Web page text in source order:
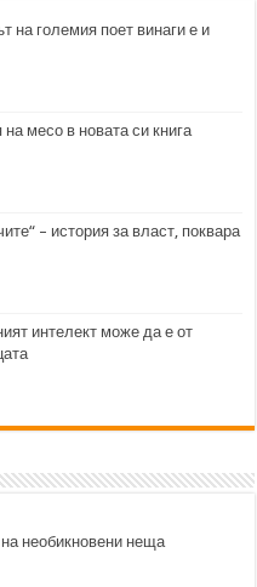
на големия поет винаги е и
месо в новата си книга
– история за власт, поквара
интелект може да е от
необикновени неща